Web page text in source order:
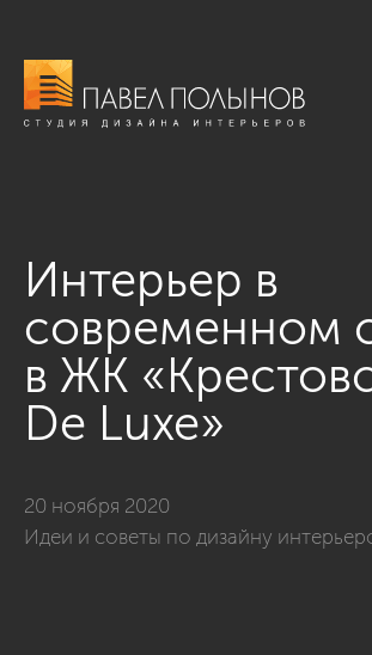
Интерьер в
современном
в ЖК
De Luxe»
20 ноября 2020
Идеи и советы по дизайну